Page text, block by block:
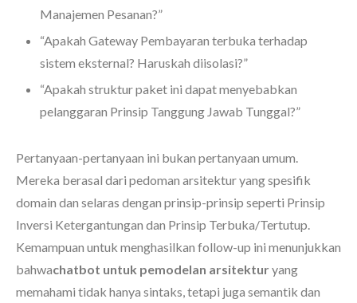
Manajemen Pesanan?”
“Apakah Gateway Pembayaran terbuka terhadap
sistem eksternal? Haruskah diisolasi?”
“Apakah struktur paket ini dapat menyebabkan
pelanggaran Prinsip Tanggung Jawab Tunggal?”
Pertanyaan-pertanyaan ini bukan pertanyaan umum.
Mereka berasal dari pedoman arsitektur yang spesifik
domain dan selaras dengan prinsip-prinsip seperti Prinsip
Inversi Ketergantungan dan Prinsip Terbuka/Tertutup.
Kemampuan untuk menghasilkan follow-up ini menunjukkan
bahwachatbot untuk pemodelan arsitekturyang
memahami tidak hanya sintaks, tetapi juga semantik dan